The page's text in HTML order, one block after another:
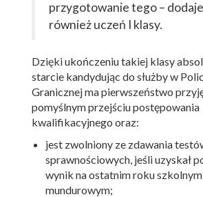
przygotowanie tego –
również uczeń I klasy.
Dzięki ukończeniu takiej klasy
starcie kandydując do służby w
Granicznej ma pierwszeństwo
pomyślnym przejściu postępowania
kwalifikacyjnego oraz:
jest zwolniony ze zdawania
sprawnościowych, jeśli uzyskał
wynik na ostatnim roku
mundurowym;